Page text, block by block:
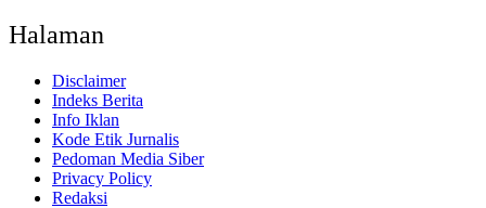
Halaman
Disclaimer
Indeks Berita
Info Iklan
Kode Etik Jurnalis
Pedoman Media Siber
Privacy Policy
Redaksi